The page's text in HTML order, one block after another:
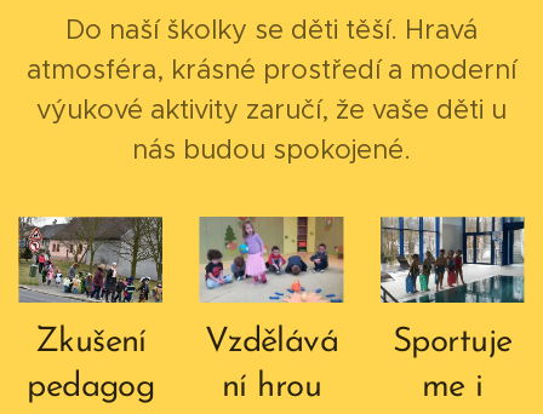
Do naší školky se děti těší. Hravá
atmosféra, krásné prostředí a moderní
výukové aktivity zaručí, že vaše děti u
nás budou spokojené.
Zkušení
pedagog
Vzdělává
ní hrou
Sportuje
me i